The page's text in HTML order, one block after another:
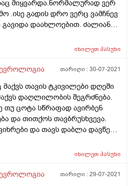
სურვილი აღარ მაქვს და
ემოციებითა და
მახარებს და
გონებაში უარყოფითი ფიქრები
მიჭირს,თავს უსუსურად
და ხალისი აღარ
შეიძლება,რომ დავარქვათ ამ
მივმართო,გმადლობთ
მიყვარდა.ნორმალურად ვერ
.ისე გადის დრო ვერც ვამჩნევ
გავიდა დაახლოებით. ძალიან
არ მაქვს საერთოდ რამჭირს
არმინდა მისვლა,მირჩიეთ
იხილეთპასუხი
თარიღი :30-07-2021
თავის ტკივილები დღეში
დაღლილობის შეგრძნება.
თუ ცოტა სწრაფად ავირბენ
და თითქოს თავბრუსხვევა.
და თავს დაბლა დავწევ
მქონდა. რისი ბრალი
იხილეთპასუხი
თარიღი :29-07-2021